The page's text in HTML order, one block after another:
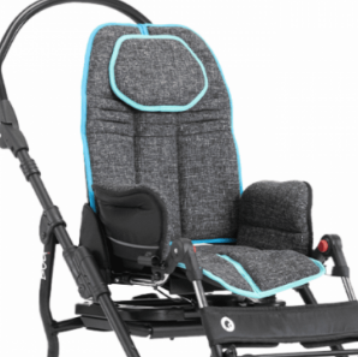
оборудование
для инвалидов